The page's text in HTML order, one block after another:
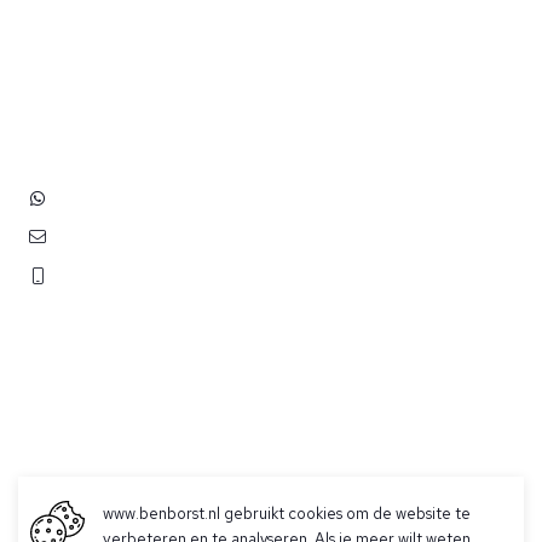
www.benborst.nl gebruikt cookies om de website te